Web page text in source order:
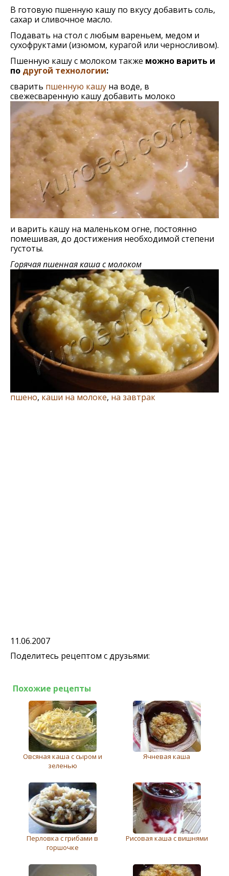
В готовую пшенную кашу по вкусу добавить соль,
сахар и сливочное масло.
Подавать на стол с любым вареньем, медом и
сухофруктами (изюмом, курагой или черносливом).
Пшенную кашу с молоком также можно варить и
по другой технологии:
сварить пшенную кашу на воде, в
свежесваренную кашу добавить молоко
и варить кашу на маленьком огне, постоянно
помешивая, до достижения необходимой степени
густоты.
Горячая пшенная каша с молоком
пшено, каши на молоке, на завтрак
11.06.2007
Поделитесь рецептом с друзьями:
Похожие рецепты
Овсяная каша с сыром и
зеленью
Ячневая каша
Перловка с грибами в
горшочке
Рисовая каша с вишнями